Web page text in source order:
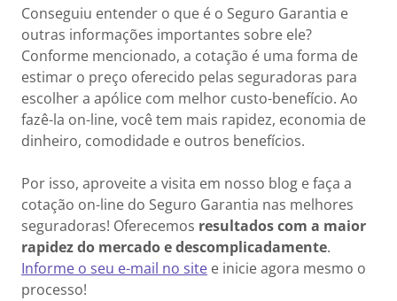
Conseguiu entender o que é o Seguro Garantia e
outras informações importantes sobre ele?
Conforme mencionado, a cotação é uma forma de
estimar o preço oferecido pelas seguradoras para
escolher a apólice com melhor custo-benefício. Ao
fazê-la on-line, você tem mais rapidez, economia de
dinheiro, comodidade e outros benefícios.
Por isso, aproveite a visita em nosso blog e faça a
cotação on-line do Seguro Garantia nas melhores
seguradoras! Oferecemos resultados com a maior
rapidez do mercado e descomplicadamente.
Informe o seu e-mail no site e inicie agora mesmo o
processo!